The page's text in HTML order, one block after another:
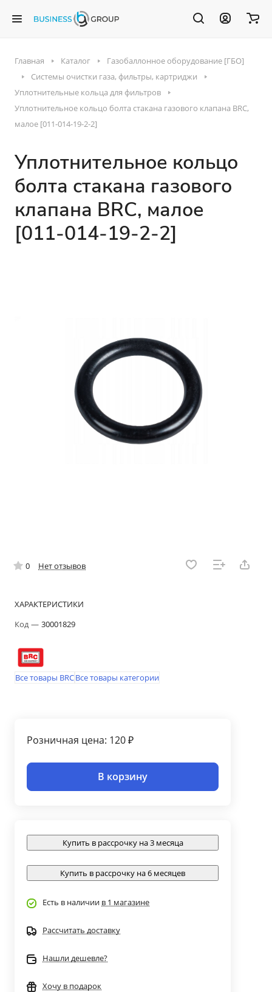
Главная Каталог
Газобаллонное оборудование [ГБО]
Системы очистки газа, фильтры, картриджи
Уплотнительные кольца для фильтров
Уплотнительное кольцо болта стакана газового клапана BRC,
малое [011-014-19-2-2]
Уплотнительное кольцо
болта стакана газового
клапана BRC, малое
[011-014-19-2-2]
0 Нет отзывов
ХАРАКТЕРИСТИКИ
Код— 30001829
Все товары BRCВсе товары категории
Розничная цена: 120 ₽
В корзину
Купить в рассрочку на 3 месяца
Купить в рассрочку на 6 месяцев
Есть в наличии в 1 магазине
Рассчитать доставку
Нашли дешевле?
Хочу в подарок